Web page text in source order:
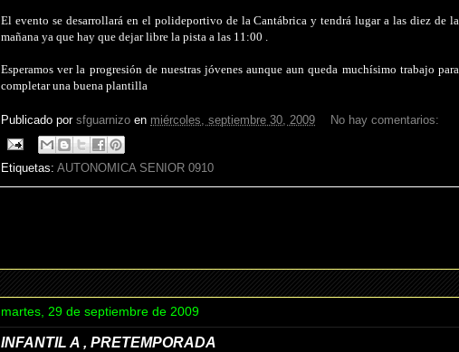
El evento se desarrollará en el polideportivo de la Cantábrica y tendrá lugar a las diez de la
mañana ya que hay que dejar libre la pista a las 11:00 .
Esperamos ver la progresión de nuestras jóvenes aunque aun queda muchísimo trabajo para
completar una buena plantilla
Publicado por sfguarnizo en miércoles, septiembre 30, 2009 No hay comentarios:
Etiquetas: AUTONOMICA SENIOR 0910
martes, 29 de septiembre de 2009
INFANTIL A , PRETEMPORADA